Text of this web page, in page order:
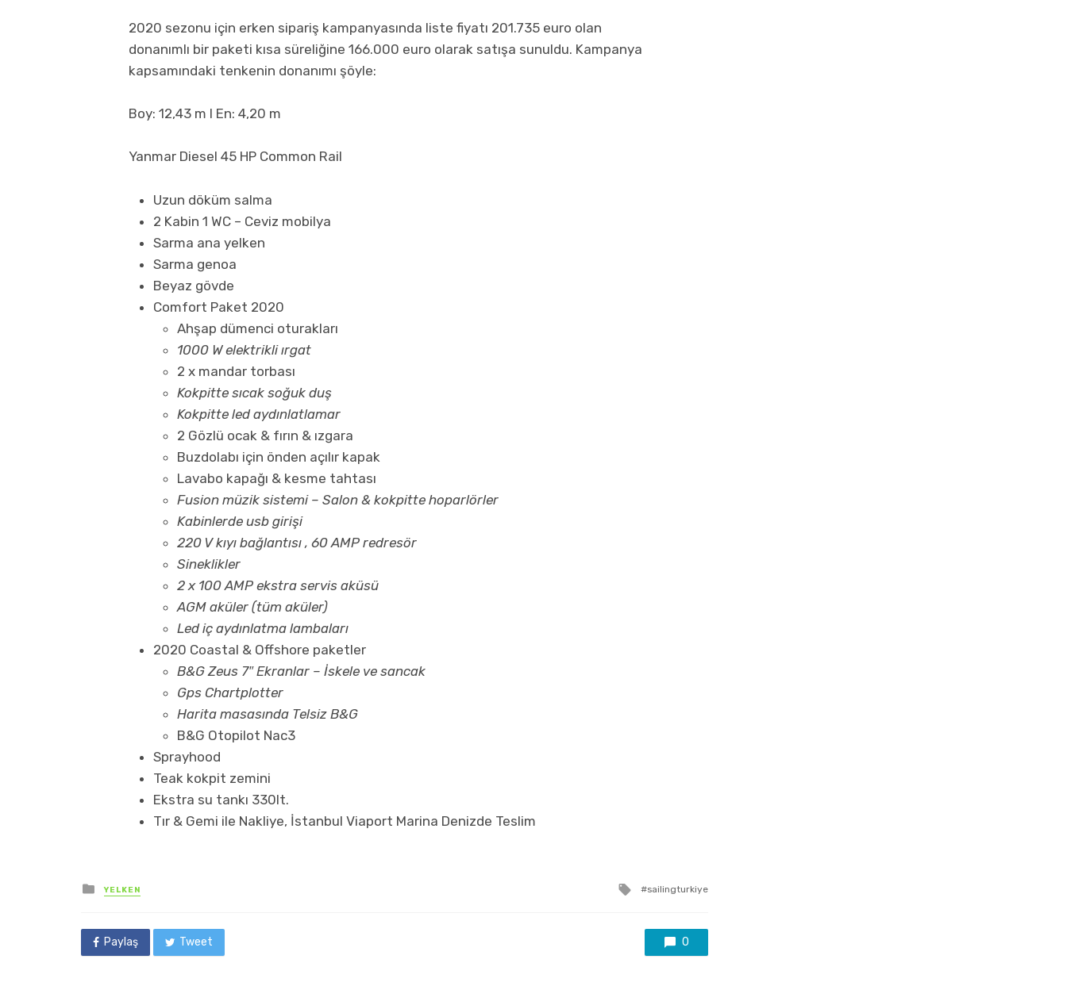
2020 sezonu için erken sipariş kampanyasında liste fiyatı 201.735 euro olan
donanımlı bir paketi kısa süreliğine 166.000 euro olarak satışa sunuldu. Kampanya
kapsamındaki tenkenin donanımı şöyle:
Boy: 12,43 m l En: 4,20 m
Yanmar Diesel 45 HP Common Rail
Uzun döküm salma
2 Kabin 1 WC – Ceviz mobilya
Sarma ana yelken
Sarma genoa
Beyaz gövde
Comfort Paket 2020
Ahşap dümenci oturakları
1000 W elektrikli ırgat
2 x mandar torbası
Kokpitte sıcak soğuk duş
Kokpitte led aydınlatlamar
2 Gözlü ocak & fırın & ızgara
Buzdolabı için önden açılır kapak
Lavabo kapağı & kesme tahtası
Fusion müzik sistemi – Salon & kokpitte hoparlörler
Kabinlerde usb girişi
220 V kıyı bağlantısı , 60 AMP redresör
Sineklikler
2 x 100 AMP ekstra servis aküsü
AGM aküler (tüm aküler)
Led iç aydınlatma lambaları
2020 Coastal & Offshore paketler
B&G Zeus 7″ Ekranlar – İskele ve sancak
Gps Chartplotter
Harita masasında Telsiz B&G
B&G Otopilot Nac3
Sprayhood
Teak kokpit zemini
Ekstra su tankı 330lt.
Tır & Gemi ile Nakliye, İstanbul Viaport Marina Denizde Teslim
Posted
in
YELKEN
Tagged
sailingturkiye
Paylaş Tweet 0